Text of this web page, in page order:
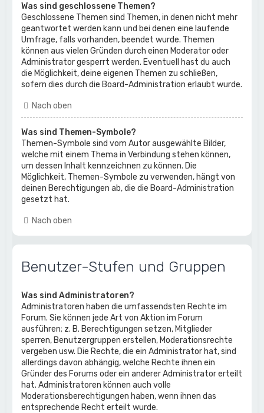
Was sind geschlossene Themen?
Geschlossene Themen sind Themen, in denen nicht mehr
geantwortet werden kann und bei denen eine laufende
Umfrage, falls vorhanden, beendet wurde. Themen
können aus vielen Gründen durch einen Moderator oder
Administrator gesperrt werden. Eventuell hast du auch
die Möglichkeit, deine eigenen Themen zu schließen,
sofern dies durch die Board-Administration erlaubt wurde.
Nach oben
Was sind Themen-Symbole?
Themen-Symbole sind vom Autor ausgewählte Bilder,
welche mit einem Thema in Verbindung stehen können,
um dessen Inhalt kennzeichnen zu können. Die
Möglichkeit, Themen-Symbole zu verwenden, hängt von
deinen Berechtigungen ab, die die Board-Administration
gesetzt hat.
Nach oben
Benutzer-Stufen und Gruppen
Was sind Administratoren?
Administratoren haben die umfassendsten Rechte im
Forum. Sie können jede Art von Aktion im Forum
ausführen; z. B. Berechtigungen setzen, Mitglieder
sperren, Benutzergruppen erstellen, Moderationsrechte
vergeben usw. Die Rechte, die ein Administrator hat, sind
allerdings davon abhängig, welche Rechte ihnen ein
Gründer des Forums oder ein anderer Administrator erteilt
hat. Administratoren können auch volle
Moderationsberechtigungen haben, wenn ihnen das
entsprechende Recht erteilt wurde.